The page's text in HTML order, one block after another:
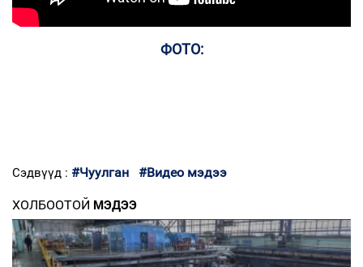
ФОТО:
Сэдвүүд : #Чуулган #Видео мэдээ
ХОЛБООТОЙ МЭДЭЭ